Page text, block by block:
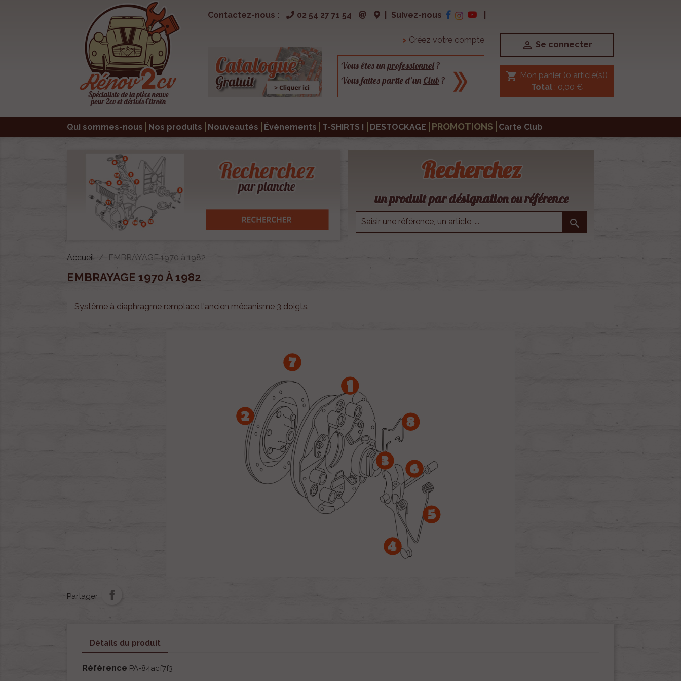
Contactez-nous : 02 54 27 71 54 Suivez-nous
> Créez votre compte
Vous êtes unprofessionnel?
Vous faites partie d’un Club ?
 Se connecter
shopping_cart Mon panier (0 article(s))
Total: 0,00 €
Qui sommes-nous Nos produits Nouveautés Évènements T-SHIRTS ! DESTOCKAGE PROMOTIONS Carte Club
Recherchez
un produit par désignation ou référence

Accueil EMBRAYAGE 1970 à 1982
EMBRAYAGE 1970 À 1982
Système à diaphragme remplace l'ancien mécanisme 3 doigts.
Partager
Détails du produit
Référence PA-84acf7f3